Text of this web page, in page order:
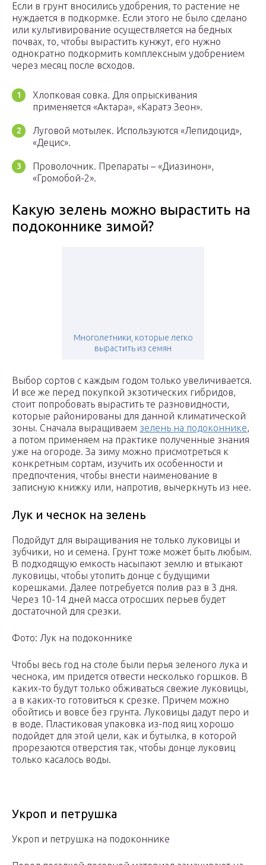
Если в грунт вносились удобрения, то растение не
нуждается в подкормке. Если этого не было сделано
или культивирование осуществляется на бедных
почвах, то, чтобы вырастить кунжут, его нужно
однократно подкормить комплексным удобрением
через месяц после всходов.
Хлопковая совка. Для опрыскивания
применяется «Актара», «Каратэ Зеон».
Луговой мотылек. Используются «Лепидоцид»,
«Децис».
Проволочник. Препараты – «Диазинон»,
«Громобой-2».
Какую зелень можно вырастить на
подоконнике зимой?
Многолетники, которые легко
вырастить из семян
Выбор сортов с каждым годом только увеличивается.
И все же перед покупкой экзотических гибридов,
стоит попробовать вырастить те разновидности,
которые районированы для данной климатической
зоны. Сначала выращиваем зелень на подоконнике,
а потом применяем на практике полученные знания
уже на огороде. За зиму можно присмотреться к
конкретным сортам, изучить их особенности и
предпочтения, чтобы внести наименование в
записную книжку или, напротив, вычеркнуть из нее.
Лук и чеснок на зелень
Подойдут для выращивания не только луковицы и
зубчики, но и семена. Грунт тоже может быть любым.
В подходящую емкость насыпают землю и втыкают
луковицы, чтобы утопить донце с будущими
корешками. Далее потребуется полив раз в 3 дня.
Через 10-14 дней масса отросших перьев будет
достаточной для срезки.
Фото: Лук на подоконнике
Чтобы весь год на столе были перья зеленого лука и
чеснока, им придется отвести несколько горшков. В
каких-то будут только обживаться свежие луковицы,
а в каких-то готовиться к срезке. Причем можно
обойтись и вовсе без грунта. Луковицы дадут перо и
в воде. Пластиковая упаковка из-под яиц хорошо
подойдет для этой цели, как и бутылка, в которой
прорезаются отверстия так, чтобы донце луковиц
только касалось воды.
Укроп и петрушка
Укроп и петрушка на подоконнике